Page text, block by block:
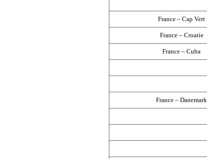
France – Cap Vert
France – Croatie
France – Cuba
France – Danemark